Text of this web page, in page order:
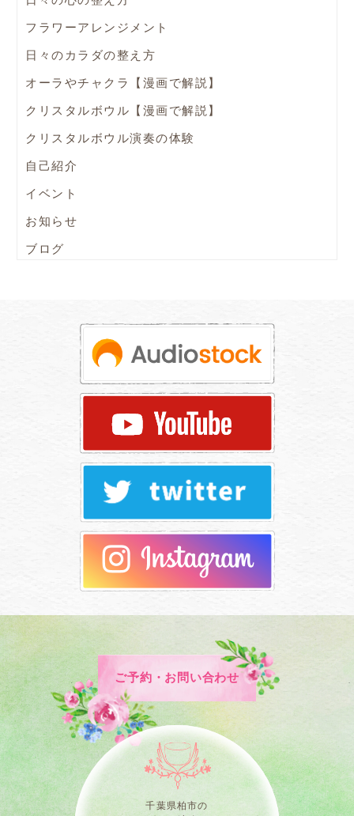
フラワーアレンジメント
日々のカラダの整え方
オーラやチャクラ【漫画で解説】
クリスタルボウル【漫画で解説】
クリスタルボウル演奏の体験
自己紹介
イベント
お知らせ
ブログ
ご予約・お問い合わせ
千葉県柏市の